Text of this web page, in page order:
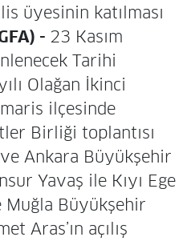
üyesinin katılması
- 23 Kasım
Tarihi
Olağan İkinci
ilçesinde
Birliği toplantısı
Ankara Büyükşehir
Yavaş ile Kıyı Ege
Büyükşehir
Aras’ın açılış